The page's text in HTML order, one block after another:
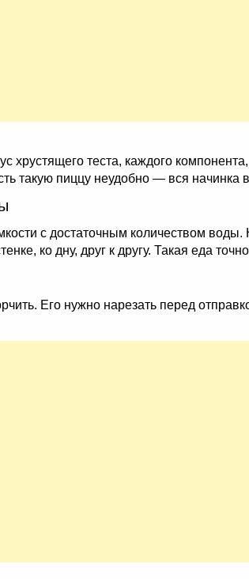
теста, каждого
такую пиццу неудобно — вся начинка
с достаточным количеством воды.
ко дну, друг к другу. Такая еда
Его нужно нарезать перед